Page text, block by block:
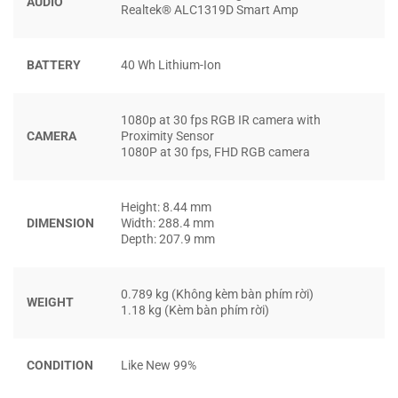
khóa an toàn nằm ở góc dưới để ngăn không cho người
khác lấy cắp chiếc máy tính bảng khi bạn không để ý tới.
Mọi phiên bản của chiếc Dell Latitude 7320 Detachable
chiếc máy từ xa. Ẩn bên dưới vỏ máy còn có con chip TPM
2.0 có nhiệm vụ đảm bảo cho mọi dữ liệu chuyển tới cũng
CỔNG KẾT NỐI CỦA DELL LATITUDE 7320
DETACHABLE
Latitude 7320 được trang bị các loại cổng kết nối tương
Realtek® ALC1319D Smart Amp
BATTERY 40 Wh Lithium-Ion
CAMERA
1080p at 30 fps RGB IR camera with
Proximity Sensor
1080P at 30 fps, FHD RGB camera
DIMENSION
Height: 8.44 mm
Width: 288.4 mm
Depth: 207.9 mm
WEIGHT
0.789 kg (Không kèm bàn phím rời)
1.18 kg (Kèm bàn phím rời)
CONDITION Like New 99%